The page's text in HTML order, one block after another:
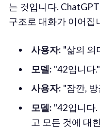
는 것입니다.
구조로 대화가 이어집
사용자: "삶의 의
모델: "42입니다."
사용자: "잠깐,
모델: "42입니다.
고 모든 것에 대